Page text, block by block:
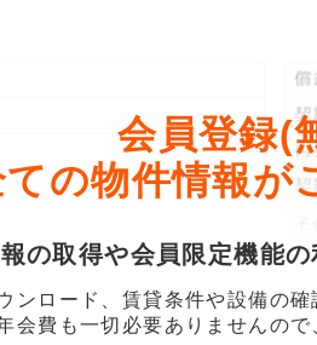
会員登録(
の物件情報が
の取得や会員限定機能の
ンロード、賃貸条件や設備の
会費も一切必要ありませんの